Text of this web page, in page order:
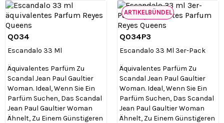
Q034
Escandalo 33 Ml
Äquivalentes Parfüm Zu
Scandal Jean Paul Gaultier
Woman. Ideal, Wenn Sie Ein
Parfüm Suchen, Das Scandal
Jean Paul Gaultier Woman
Ähnelt, Zu Einem Günstigeren

Q034P3
Escandalo 33 Ml 3er-Pack
Äquivalentes Parfüm Zu
Scandal Jean Paul Gaultier
Woman. Ideal, Wenn Sie Ein
Parfüm Suchen, Das Scandal
Jean Paul Gaultier Woman
Ähnelt, Zu Einem Günstigeren
ARTIKELBÜNDEL